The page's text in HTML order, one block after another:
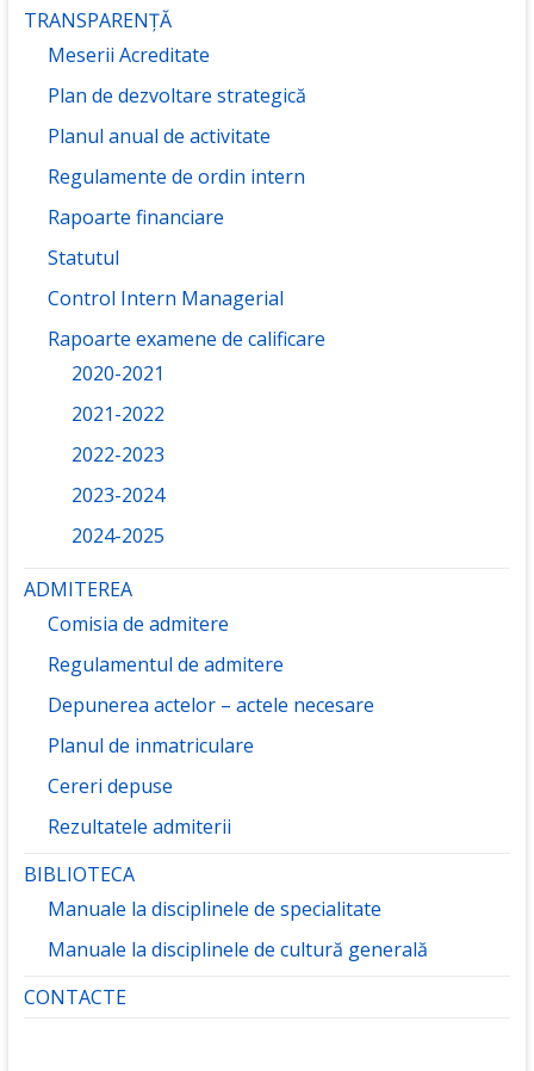
TRANSPARENȚĂ
Meserii Acreditate
Plan de dezvoltare strategică
Planul anual de activitate
Regulamente de ordin intern
Rapoarte financiare
Statutul
Control Intern Managerial
Rapoarte examene de calificare
2020-2021
2021-2022
2022-2023
2023-2024
2024-2025
ADMITEREA
Comisia de admitere
Regulamentul de admitere
Depunerea actelor – actele necesare
Planul de inmatriculare
Cereri depuse
Rezultatele admiterii
BIBLIOTECA
Manuale la disciplinele de specialitate
Manuale la disciplinele de cultură generală
CONTACTE